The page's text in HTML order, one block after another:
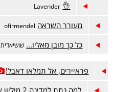
👌
Lavender
מעורר השראה ofirmendel
כל כך מובן מאליו... שושיאדית
פראיירים, אל תמלאו דאבל!